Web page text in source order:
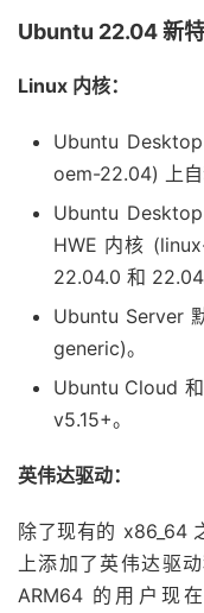
Ubuntu 22.04 新
Linux 内核：
Ubuntu
oem-22.04) 上自
Ubuntu
HWE 内核
22.04.0 和
Ubuntu Server
generic)。
Ubuntu Cloud
v5.15+。
英伟达驱动：
除了现有的 x86_64
上添加了英伟达驱
ARM64 的用户现